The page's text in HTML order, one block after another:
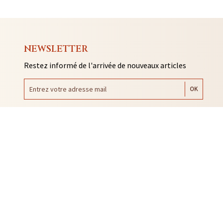
NEWSLETTER
Restez informé de l'arrivée de nouveaux articles